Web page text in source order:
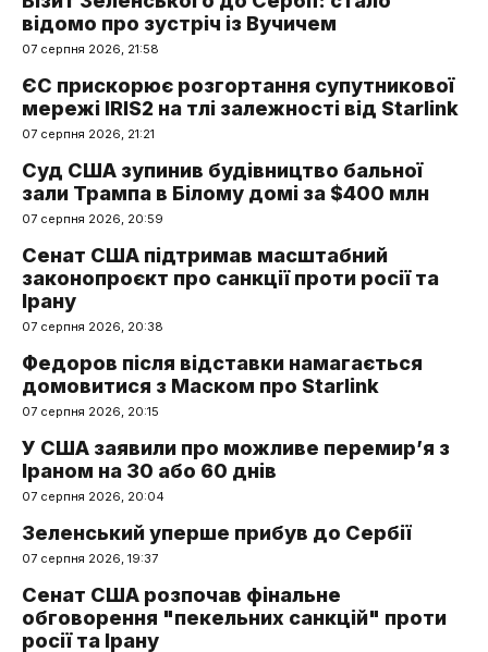
відомо про зустріч із Вучичем
07 серпня 2026, 21:58
ЄС прискорює розгортання супутникової
мережі IRIS2 на тлі залежності від Starlink
07 серпня 2026, 21:21
Суд США зупинив будівництво бальної
зали Трампа в Білому домі за $400 млн
07 серпня 2026, 20:59
Сенат США підтримав масштабний
законопроєкт про санкції проти росії та
Ірану
07 серпня 2026, 20:38
Федоров після відставки намагається
домовитися з Маском про Starlink
07 серпня 2026, 20:15
У США заявили про можливе перемир’я з
Іраном на 30 або 60 днів
07 серпня 2026, 20:04
Зеленський уперше прибув до Сербії
07 серпня 2026, 19:37
Сенат США розпочав фінальне
обговорення "пекельних санкцій" проти
росії та Ірану